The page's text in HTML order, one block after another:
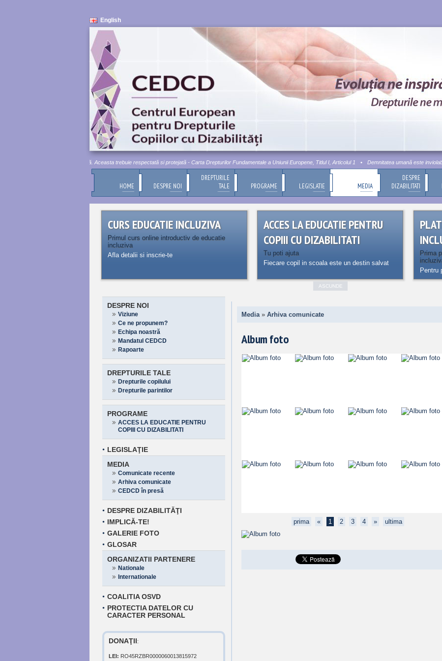
English
Demnitatea umană este inviolabilă. Aceasta trebuie respectată si protejată - Carta Drepturilor Fundamentale a Uniunii Europene, Titlul I, Articolul 1 • Demnitatea umană este
HOME DESPRE NOI
DREPTURILE
TALE
PROGRAME LEGISLATIE MEDIA
DESPRE
DIZABILITATI
CURS EDUCATIE INCLUZIVA
Primul curs online introductiv de educatie
incluziva
Afla detalii si inscrie-te
ACCES LA EDUCATIE PENTRU
COPIII CU DIZABILITATI
Tu poti ajuta
Fiecare copil in scoala este un destin salvat
Prima
Pentru
ASCUNDE
DESPRE NOI
Viziune
Ce ne propunem?
Echipa noastră
Mandatul CEDCD
Rapoarte
DREPTURILE TALE
Drepturile copilului
Drepturile parintilor
PROGRAME
ACCES LA EDUCATIE PENTRU
COPIII CU DIZABILITATI
LEGISLAŢIE
MEDIA
Comunicate recente
Arhiva comunicate
CEDCD în presă
DESPRE DIZABILITĂŢI
IMPLICĂ-TE!
GALERIE FOTO
GLOSAR
ORGANIZATII PARTENERE
Nationale
Internationale
COALITIA OSVD
PROTECTIA DATELOR CU
CARACTER PERSONAL
DONAŢII:
LEI: RO45RZBR0000060013815972
Media» Arhiva comunicate
Album foto
prima « 1 2 3 4 » ultima